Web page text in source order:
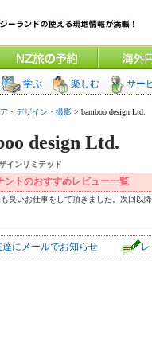
学ぶ 楽しむ サー
ア・デザイン・撮影 > bamboo design Ltd.
design Ltd.
インリミテッド
ントのおすすめレビュー一覧
も良いお仕事をして頂きました。次回以
達にメールでお知らせ